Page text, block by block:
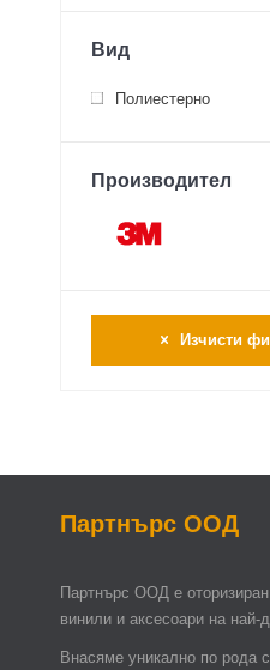
Вид
Полиестерно
Производител
Изчисти
Партнърс ООД
Партнърс ООД e
винили и аксесоари на най-
Внасяме уникално по рода